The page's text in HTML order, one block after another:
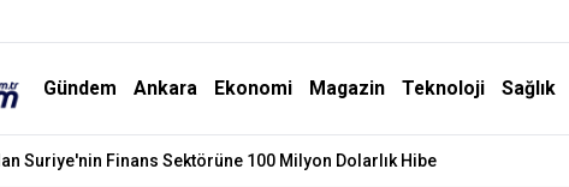
Gündem Ankara Ekonomi Magazin Teknoloji Sağlık
Suriye'nin Finans Sektörüne 100 Milyon Dolarlık Hibe